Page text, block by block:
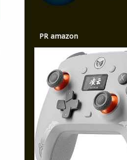
PR amazon